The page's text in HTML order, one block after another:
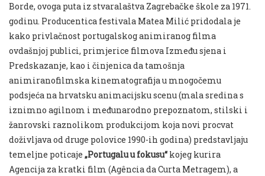
Borde, ovoga puta iz stvaralaštva Zagrebačke škole za 1971.
godinu. Producentica festivala Matea Milić pridodala je
kako privlačnost portugalskog animiranog filma
ovdašnjoj publici, primjerice filmova Između sjena i
Predskazanje, kao i činjenica da tamošnja
animiranofilmska kinematografija u mnogočemu
podsjeća na hrvatsku animacijsku scenu (mala sredina s
iznimno agilnom i međunarodno prepoznatom, stilski i
žanrovski raznolikom produkcijom koja novi procvat
doživljava od druge polovice 1990-ih godina) predstavljaju
temeljne poticaje „Portugalu u fokusu“kojeg kurira
Agencija za kratki film (Agência da Curta Metragem), a